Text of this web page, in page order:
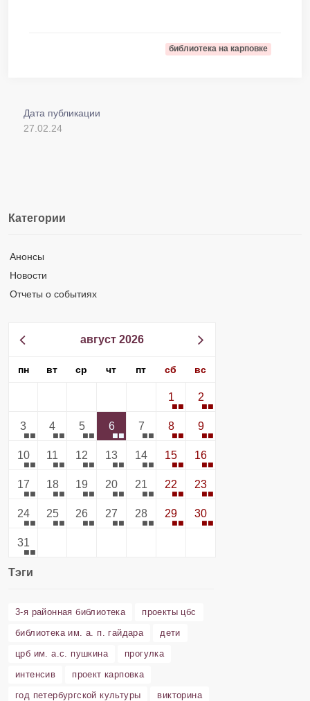
библиотека на карповке
Дата публикации
27.02.24
Категории
Анонсы
Новости
Отчеты о событиях
август 2026
пн вт ср чт пт сб вс
1 2
3 4 5 6 7 8 9
10 11 12 13 14 15 16
17 18 19 20 21 22 23
24 25 26 27 28 29 30
31
Тэги
3-я районная библиотека
проекты цбс
библиотека им. а. п. гайдара
дети
црб им. а.с. пушкина
прогулка
интенсив
проект карповка
год петербургской культуры
викторина